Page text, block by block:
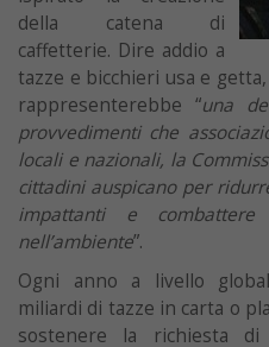
della catena di
caffetterie. Dire addio a
tazze e bicchieri usa e
rappresenterebbe “una
provvedimenti che
locali e nazionali, la
cittadini auspicano per
impattanti e
nell’ambiente”.
Ogni anno a livello
miliardi di tazze in carta o
sostenere la richiesta di